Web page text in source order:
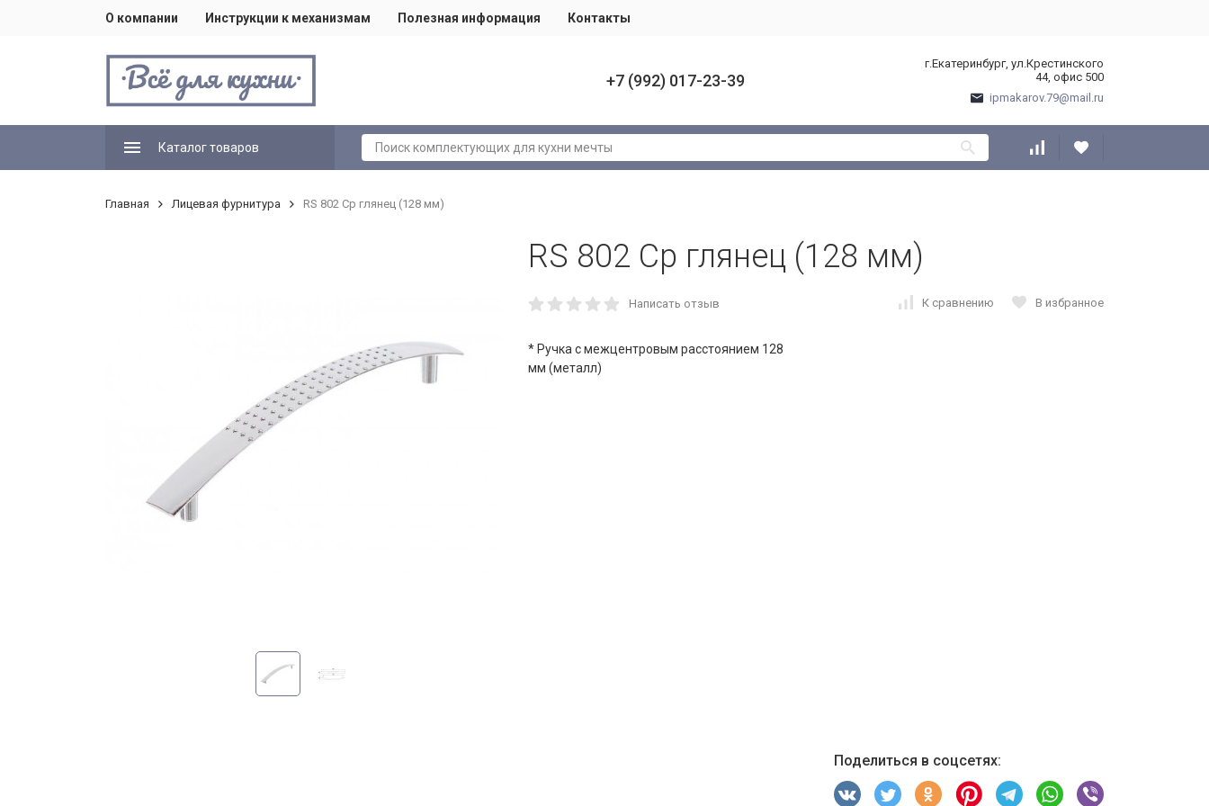
О компании Инструкции к механизмам Полезная информация Контакты
+7 (992) 017-23-39
г.Екатеринбург, ул.Крестинского
44, офис 500
ipmakarov.79@mail.ru
Каталог товаров
Главная Лицевая фурнитура RS 802 Cp глянец (128 мм)
RS 802 Cp глянец (128 мм)
Написать отзыв К сравнению В избранное
* Ручка с межцентровым расстоянием 128
мм (металл)
Поделиться в соцсетях: